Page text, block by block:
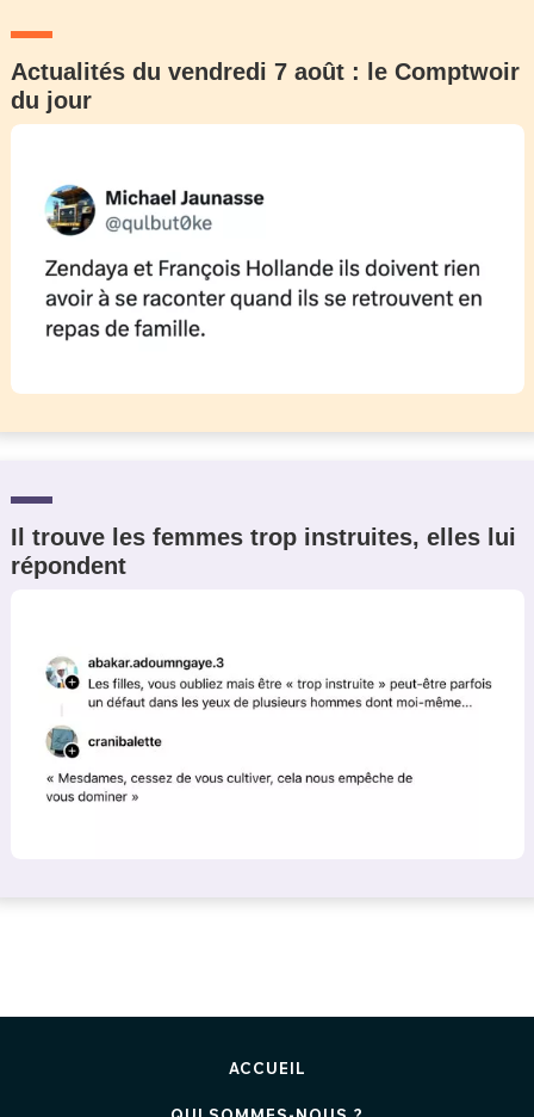
Actualités du vendredi 7 août : le Comptwoir
du jour
Il trouve les femmes trop instruites, elles lui
répondent
ACCUEIL